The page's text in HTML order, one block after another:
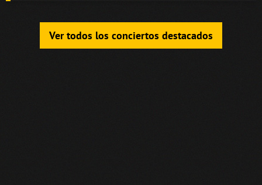
Ver todos los conciertos destacados